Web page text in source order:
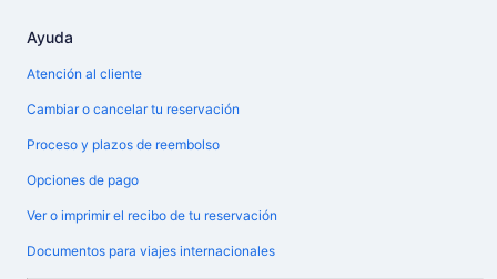
Ayuda
Atención al cliente
Cambiar o cancelar tu reservación
Proceso y plazos de reembolso
Opciones de pago
Ver o imprimir el recibo de tu reservación
Documentos para viajes internacionales